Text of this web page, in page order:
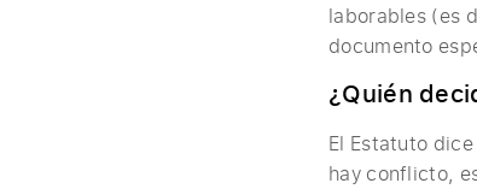
laborables (es
documento
¿Quién
El Estatuto
hay conflicto,